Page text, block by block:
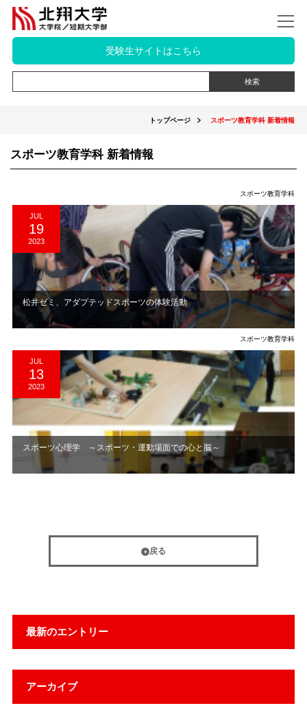
受験生サイトはこちら
トップページ スポーツ教育学科 新着情報
最新のエントリー
アーカイブ
スポーツ教育学科 新着情報
スポーツ教育学科
JUL
19
2023
松井ゼミ、アダプテッドスポーツの体験活動
スポーツ教育学科
JUL
13
2023
スポーツ心理学 ～スポーツ・運動場面での心と脳～
戻る